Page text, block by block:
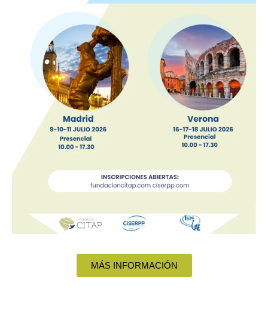
MÁS INFORMACIÓN